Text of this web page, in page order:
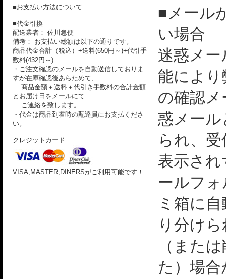
■お支払い方法について
■代金引換
配送業者： 佐川急便
備考： お支払い総額は以下の通りです。
商品代金合計（税込）+送料(650円～)+代引手
数料(432円～)
・ご注文確認のメールを自動送信しておりま
すが在庫確認後あらためて、
商品金額＋送料＋代引き手数料の合計金額
とお届け日をメールにて
ご連絡を致します。
・代金は商品到着時の配達員にお支払くださ
い。
クレジットカード
VISA,MASTER,DINERSがご利用可能です！
■メール
い場合
迷惑メー
能によ
の確認
惑メー
られ、
表示さ
ールフ
ミ箱に
り分け
（また
た）場